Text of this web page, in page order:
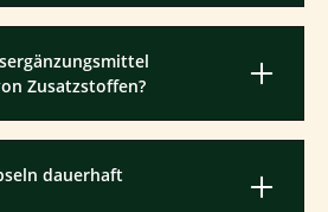
Zusatzstoffen?
dauerhaft